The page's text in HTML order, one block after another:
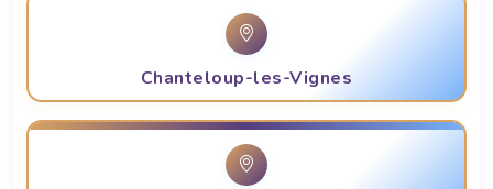
Chanteloup-les-Vignes